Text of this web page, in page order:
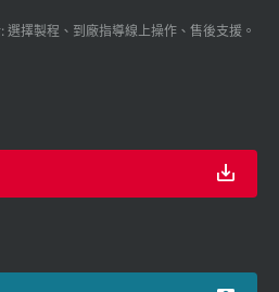
選擇製程、到廠指導線上操作、售後支援。